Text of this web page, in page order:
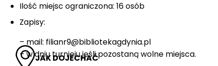
JAK DOJECHAĆ
Ilość miejsc ograniczona: 16 osób
Zapisy:
– mail: filianr9@bibliotekagdynia.pl
– w dniu turnieju jeśli pozostaną wolne miejsca.